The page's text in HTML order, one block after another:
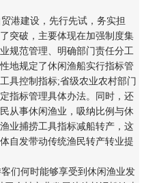
港建设，先行先试，务实担
突破，主要体现在加强制度集
规范管理、明确部门责任分工
地规定了休闲渔船实行指标管
具控制指标;省级农业农村部门
指标管理具体办法。同时，还
从事休闲渔业，吸纳比例与休
业捕捞工具指标减船转产，这
自发带动传统渔民转产转业提
们何时能够享受到休闲渔业发